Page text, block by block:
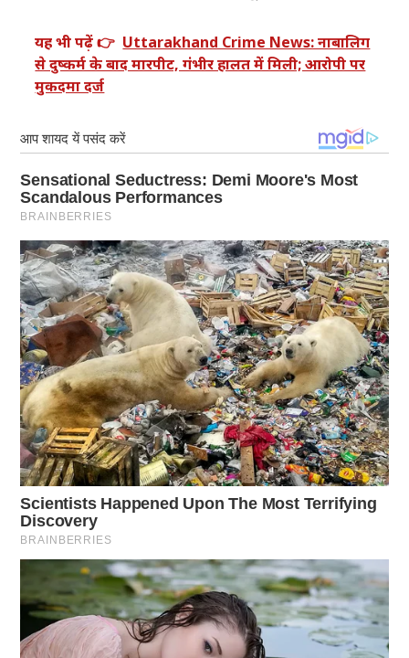
यह भी पढ़ें 👉 Uttarakhand Crime News: नाबालिग
से दुष्कर्म के बाद मारपीट, गंभीर हालत में मिली; आरोपी पर
मुकदमा दर्ज